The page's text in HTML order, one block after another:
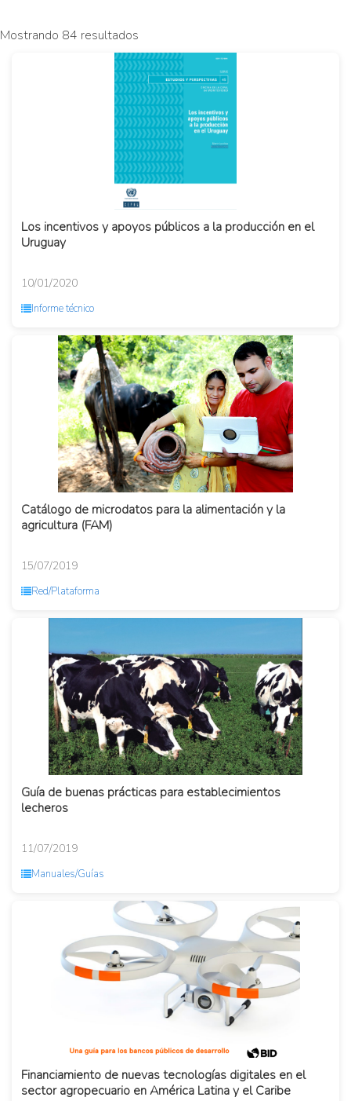
Mostrando 84 resultados
Los incentivos y apoyos públicos a la producción en el
Uruguay
10/01/2020
Informe técnico
Catálogo de microdatos para la alimentación y la
agricultura (FAM)
15/07/2019
Red/Plataforma
Guía de buenas prácticas para establecimientos
lecheros
11/07/2019
Manuales/Guías
Financiamiento de nuevas tecnologías digitales en el
sector agropecuario en América Latina y el Caribe